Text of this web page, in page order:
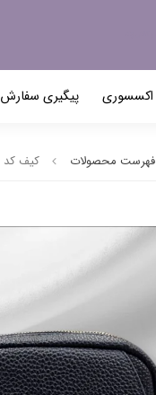
اکسسوری پیگیری سفارش
فهرست محصولات کیف کد 9527